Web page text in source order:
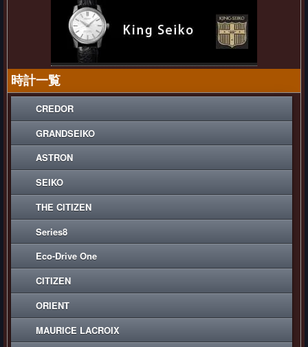
時計一覧
CREDOR
GRANDSEIKO
ASTRON
SEIKO
THE CITIZEN
Series8
Eco-Drive One
CITIZEN
ORIENT
MAURICE LACROIX